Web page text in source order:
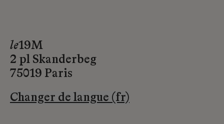
le19M
2 pl Skanderbeg
75019 Paris
Changer de langue (fr)